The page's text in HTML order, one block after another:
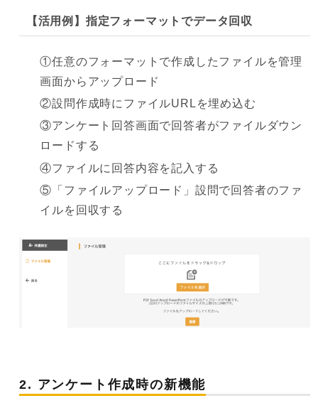
【活用例】指定フォーマットでデータ回収
①任意のフォーマットで作成したファイルを管理
画面からアップロード
②設問作成時にファイルURLを埋め込む
③アンケート回答画面で回答者がファイルダウン
ロードする
④ファイルに回答内容を記入する
⑤「ファイルアップロード」設問で回答者のファ
イルを回収する
2. アンケート作成時の新機能